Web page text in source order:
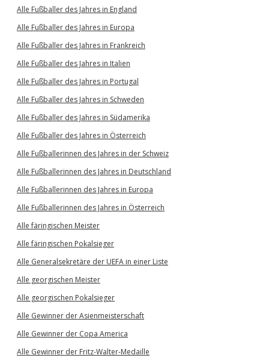
Alle Fußballer des Jahres in England
Alle Fußballer des Jahres in Europa
Alle Fußballer des Jahres in Frankreich
Alle Fußballer des Jahres in Italien
Alle Fußballer des Jahres in Portugal
Alle Fußballer des Jahres in Schweden
Alle Fußballer des Jahres in Südamerika
Alle Fußballer des Jahres in Österreich
Alle Fußballerinnen des Jahres in der Schweiz
Alle Fußballerinnen des Jahres in Deutschland
Alle Fußballerinnen des Jahres in Europa
Alle Fußballerinnen des Jahres in Österreich
Alle färingischen Meister
Alle färingischen Pokalsieger
Alle Generalsekretäre der UEFA in einer Liste
Alle georgischen Meister
Alle georgischen Pokalsieger
Alle Gewinner der Asienmeisterschaft
Alle Gewinner der Copa America
Alle Gewinner der Fritz-Walter-Medaille